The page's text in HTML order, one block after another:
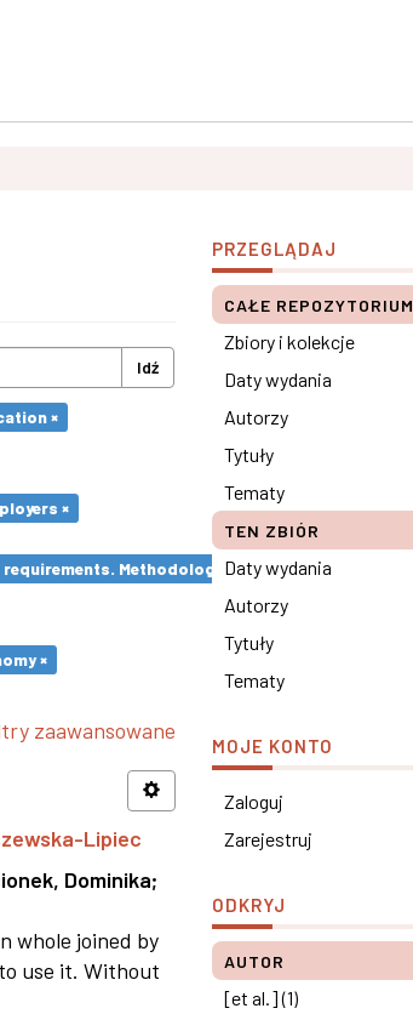
Idź
×
×
Methodological remarks ×
×
zaawansowane
Lipiec
Dominika;
whole joined by
use it. Without
PRZEGLĄDAJ
CAŁE REPOZYTORIUM
Zbiory i kolekcje
Daty wydania
Autorzy
Tytuły
Tematy
TEN ZBIÓR
Daty wydania
Autorzy
Tytuły
Tematy
MOJE KONTO
Zaloguj
Zarejestruj
ODKRYJ
AUTOR
[et al.] (1)